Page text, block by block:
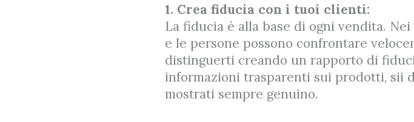
1. Crea fiducia con i tuoi clienti:
La fiducia è alla base di ogni vendita.
e le persone possono confrontare
distinguerti creando un rapporto di
informazioni trasparenti sui prodotti, sii
mostrati sempre genuino.